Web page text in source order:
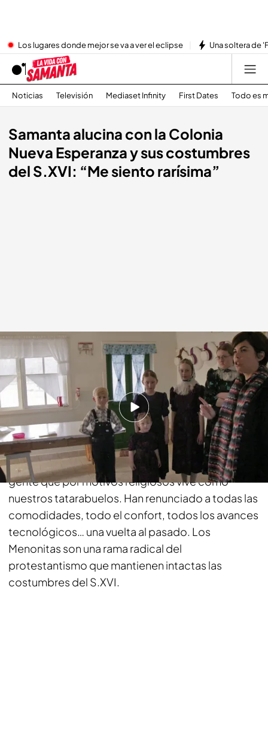
Los lugares donde mejor se va a ver el eclipse Una soltera de
Noticias Televisión Mediaset Infinity First Dates Todo es
Samanta alucina con la Colonia
Nueva Esperanza y sus costumbres
del S.XVI: “Me siento rarísima”
cuatro.com
28 ENE 2019 - 23:09h.
Compartir
Samanta Villar visita la Colonia Nueva Esperanza en
Argentina, una colonia Menonita, un grupo de
gente que por motivos religiosos vive como
nuestros tatarabuelos. Han renunciado a todas las
comodidades, todo el confort, todos los avances
tecnológicos… una vuelta al pasado. Los
Menonitas son una rama radical del
protestantismo que mantienen intactas las
costumbres del S.XVI.